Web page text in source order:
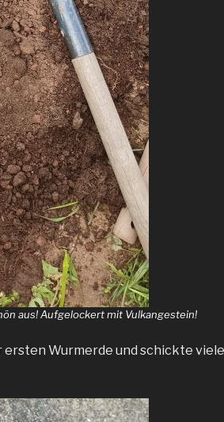
aus! Aufgelockert mit Vulkangestein!
ersten Wurmerde und schickte